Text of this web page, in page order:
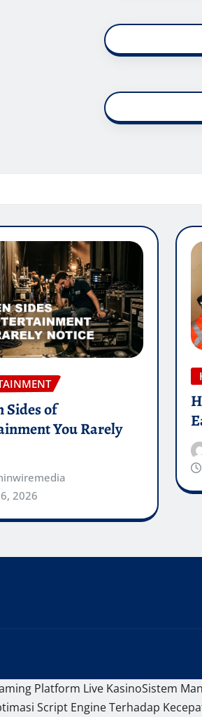
Sides of
You Rarely
2026
Platform Live KasinoSistem
Script Engine Terhadap